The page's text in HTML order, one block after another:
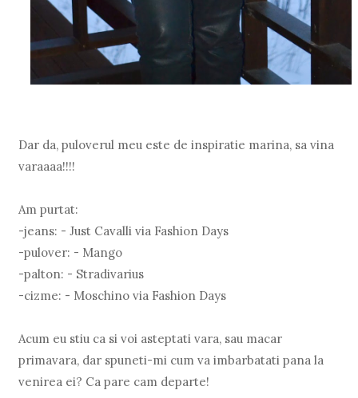
Dar da, puloverul meu este de inspiratie marina, sa vina
varaaaa!!!!
Am purtat:
-jeans: - Just Cavalli via Fashion Days
-pulover: - Mango
-palton: - Stradivarius
-cizme: - Moschino via Fashion Days
Acum eu stiu ca si voi asteptati vara, sau macar
primavara, dar spuneti-mi cum va imbarbatati pana la
venirea ei? Ca pare cam departe!